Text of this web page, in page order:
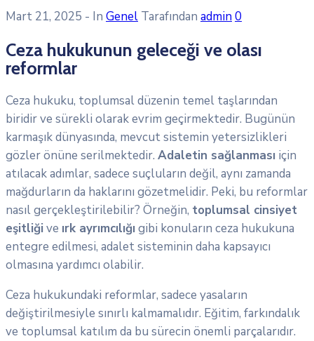
Mart 21, 2025 - In Genel Tarafından admin0
Ceza hukukunun geleceği ve olası
reformlar
Ceza hukuku, toplumsal düzenin temel taşlarından
biridir ve sürekli olarak evrim geçirmektedir. Bugünün
karmaşık dünyasında, mevcut sistemin yetersizlikleri
gözler önüne serilmektedir. Adaletin sağlanması için
atılacak adımlar, sadece suçluların değil, aynı zamanda
mağdurların da haklarını gözetmelidir. Peki, bu reformlar
nasıl gerçekleştirilebilir? Örneğin, toplumsal cinsiyet
eşitliği ve ırk ayrımcılığı gibi konuların ceza hukukuna
entegre edilmesi, adalet sisteminin daha kapsayıcı
olmasına yardımcı olabilir.
Ceza hukukundaki reformlar, sadece yasaların
değiştirilmesiyle sınırlı kalmamalıdır. Eğitim, farkındalık
ve toplumsal katılım da bu sürecin önemli parçalarıdır.